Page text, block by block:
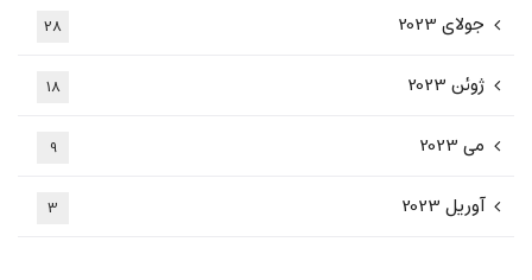
جولای 2023 28
ژوئن 2023 18
می 2023 9
آوریل 2023 3